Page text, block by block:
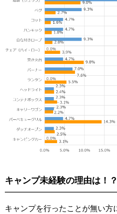
キャンプ未経験の理由は！？
キャンプを行ったことが無い方